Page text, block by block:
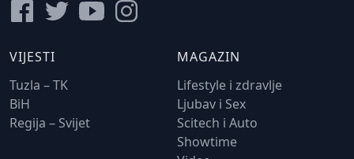
VIJESTI
Tuzla – TK
BiH
Regija – Svijet
MAGAZIN
Lifestyle i zdravlje
Ljubav i Sex
Scitech i Auto
Showtime